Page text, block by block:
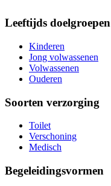
Leeftijds doelgroepen
Kinderen
Jong volwassenen
Volwassenen
Ouderen
Soorten verzorging
Toilet
Verschoning
Medisch
Begeleidingsvormen